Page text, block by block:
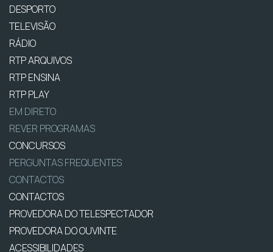
DESPORTO
TELEVISÃO
RÁDIO
RTP ARQUIVOS
RTP ENSINA
RTP PLAY
EM DIRETO
REVER PROGRAMAS
CONCURSOS
PERGUNTAS FREQUENTES
CONTACTOS
CONTACTOS
PROVEDORA DO TELESPECTADOR
PROVEDORA DO OUVINTE
ACESSIBILIDADES